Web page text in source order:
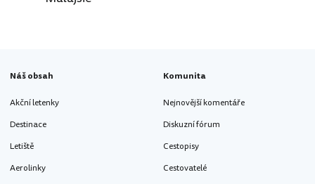
Náš obsah
Akční letenky
Destinace
Letiště
Aerolinky
Komunita
Nejnovější komentáře
Diskuzní fórum
Cestopisy
Cestovatelé